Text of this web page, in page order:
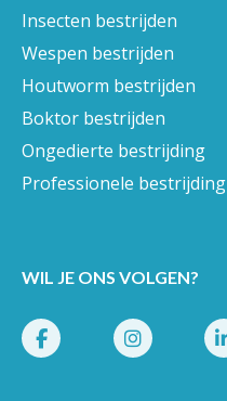
Insecten bestrijden
Wespen bestrijden
Houtworm bestrijden
Boktor bestrijden
Ongedierte bestrijding
Professionele bestrijding
WIL JE ONS VOLGEN?